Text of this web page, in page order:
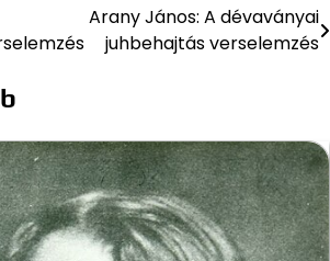
Arany János: A dévaványai
juhbehajtás verselemzés